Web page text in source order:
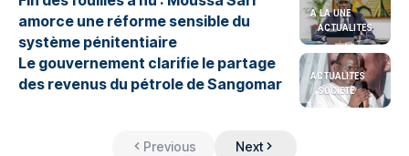
A LA UNE
ACTUALITES
amorce une réforme sensible du
système pénitentiaire
ACTUALITES
SOCIETE
Le gouvernement clarifie le partage
des revenus du pétrole de Sangomar
Previous Next